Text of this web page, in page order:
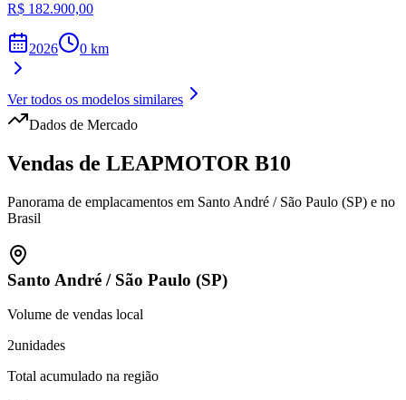
R$ 182.900,00
2026 0 km
Ver todos os modelos similares
Dados de Mercado
Vendas de LEAPMOTOR B10
Panorama de emplacamentos em Santo André / São Paulo (SP) e no
Brasil
Santo André / São Paulo (SP)
Volume de vendas local
2unidades
Total acumulado na região